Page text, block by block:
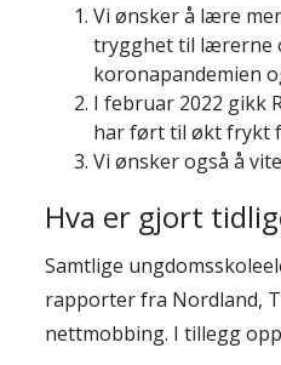
Vi ønsker å lære
trygghet til lærerne
koronapandemien
I februar 2022 gikk
har ført til økt frykt
Vi ønsker også å
Hva er gjort
Samtlige
rapporter fra Nordland,
nettmobbing. I tillegg